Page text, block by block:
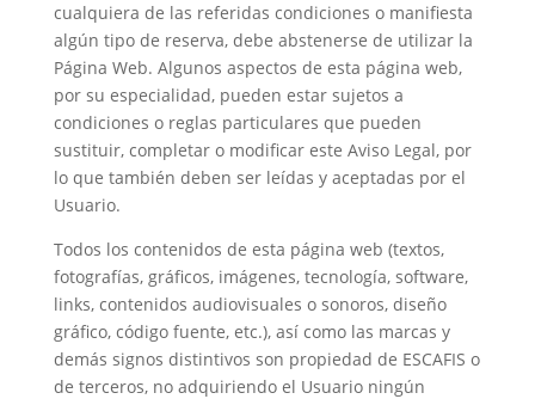
cualquiera de las referidas condiciones o manifiesta
algún tipo de reserva, debe abstenerse de utilizar la
Página Web. Algunos aspectos de esta página web,
por su especialidad, pueden estar sujetos a
condiciones o reglas particulares que pueden
sustituir, completar o modificar este Aviso Legal, por
lo que también deben ser leídas y aceptadas por el
Usuario.
Todos los contenidos de esta página web (textos,
fotografías, gráficos, imágenes, tecnología, software,
links, contenidos audiovisuales o sonoros, diseño
gráfico, código fuente, etc.), así como las marcas y
demás signos distintivos son propiedad de ESCAFIS o
de terceros, no adquiriendo el Usuario ningún